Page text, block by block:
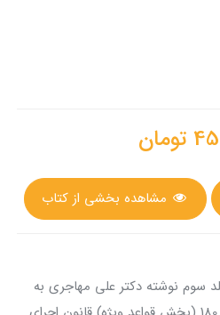
تومان
مشاهده بخشی از کتاب
سوم نوشته دکتر علی مهاجری به